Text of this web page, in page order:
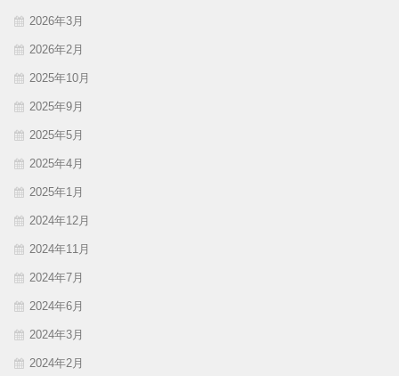
2026年3月
2026年2月
2025年10月
2025年9月
2025年5月
2025年4月
2025年1月
2024年12月
2024年11月
2024年7月
2024年6月
2024年3月
2024年2月